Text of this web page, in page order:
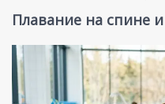
Плавание на спине